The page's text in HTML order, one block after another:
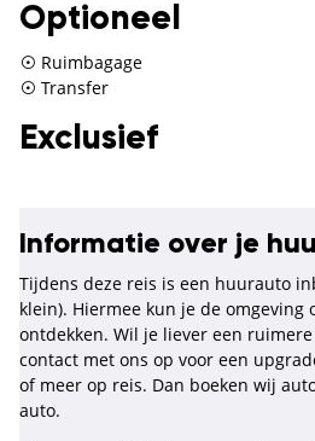
Optioneel
Ruimbagage
Transfer
Exclusief
Informatie over je
Tijdens deze reis is een huurauto
klein). Hiermee kun je de omgeving
ontdekken. Wil je liever een
contact met ons op voor een
of meer op reis. Dan boeken wij
auto.